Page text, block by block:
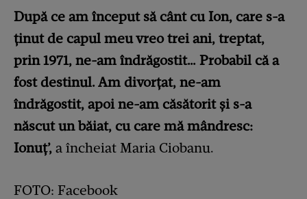
După ce am început să cânt cu Ion, care s-a
ţinut de capul meu vreo trei ani, treptat,
prin 1971, ne-am îndrăgostit… Probabil că a
fost destinul. Am divorţat, ne-am
îndrăgostit, apoi ne-am căsătorit şi s-a
născut un băiat, cu care mă mândresc:
Ionuţ’, a încheiat Maria Ciobanu.
FOTO: Facebook